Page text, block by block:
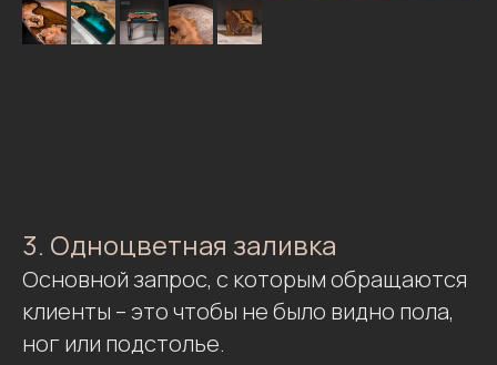
3. Одноцветная заливка
Основной запрос, с которым обращаются
клиенты – это чтобы не было видно пола,
ног или подстолье.